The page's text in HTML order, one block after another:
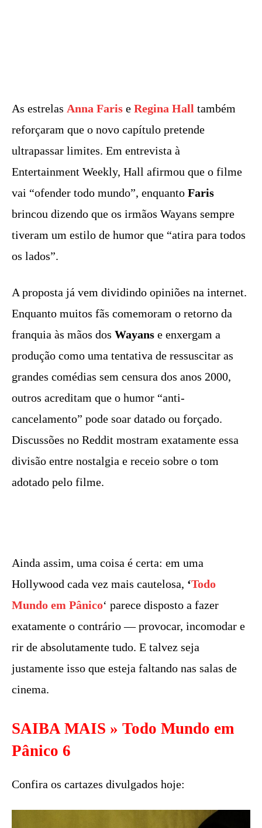
As estrelas Anna Faris e Regina Hall também
reforçaram que o novo capítulo pretende
ultrapassar limites. Em entrevista à
Entertainment Weekly, Hall afirmou que o filme
vai “ofender todo mundo”, enquanto Faris
brincou dizendo que os irmãos Wayans sempre
tiveram um estilo de humor que “atira para todos
os lados”.
A proposta já vem dividindo opiniões na internet.
Enquanto muitos fãs comemoram o retorno da
franquia às mãos dos Wayans e enxergam a
produção como uma tentativa de ressuscitar as
grandes comédias sem censura dos anos 2000,
outros acreditam que o humor “anti-
cancelamento” pode soar datado ou forçado.
Discussões no Reddit mostram exatamente essa
divisão entre nostalgia e receio sobre o tom
adotado pelo filme.
Ainda assim, uma coisa é certa: em uma
Hollywood cada vez mais cautelosa, ‘Todo
Mundo em Pânico‘ parece disposto a fazer
exatamente o contrário — provocar, incomodar e
rir de absolutamente tudo. E talvez seja
justamente isso que esteja faltando nas salas de
cinema.
SAIBA MAIS » Todo Mundo em
Pânico 6
Confira os cartazes divulgados hoje: